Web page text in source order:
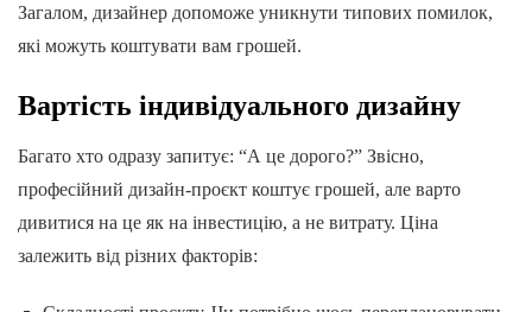
Загалом, дизайнер допоможе уникнути типових помилок,
які можуть коштувати вам грошей.
Вартість індивідуального дизайну
Багато хто одразу запитує: “А це дорого?” Звісно,
професійний дизайн-проєкт коштує грошей, але варто
дивитися на це як на інвестицію, а не витрату. Ціна
залежить від різних факторів: